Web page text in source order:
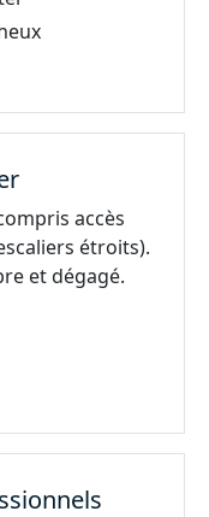
accès
étroits).
et dégagé.